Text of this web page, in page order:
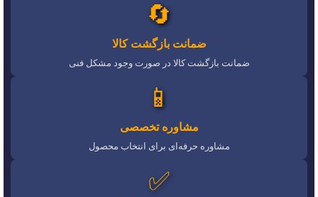
🔄
ضمانت بازگشت کالا
ضمانت بازگشت کالا در صورت وجود مشکل فنی
📱
مشاوره تخصصی
مشاوره حرفه‌ای برای انتخاب محصول
✅